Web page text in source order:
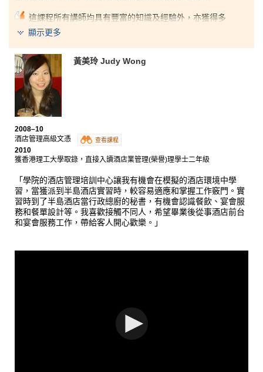
這課程所有講師均具有豐富的知識及經驗外，亦獲得多
個業界專業機構的認可，因此修畢這個課程後，你絕對
不會感到失望。講師豐富的知識以及經驗，讓我們即使
安坐於課室，都能得到行內最新的資訊，獲益良多。更
重要的是，所有同學均需要完成為期六個月的工作實
習，令這個課程比其他同類型課程更具優勢。在實習的
過程當中，同學們能真正了解到行業的運作，為未來投
身旅遊酒店業奠定基礎及鋪路。
顯示更多
黃美玲 Judy Wong
2008–10
酒店管理高級文憑
查看課程
2010
獲香港理工大學取錄，直接入讀酒店業管理(榮譽)理學士二年級
「學院的酒店管理培訓中心讓我有機會在模擬的酒店環境中學
習，當獲派到半島酒店實習時，較容易適應和掌握工作竅門。實
習時到了半島酒店當行政總廚的秘書，有機會認識餐飲、宴會服
務和餐單設計等。我喜歡接觸不同人，希望畢業後從事酒店前台
和宴會服務工作，帶給客人開心歡樂。」